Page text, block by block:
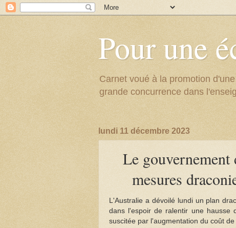
Pour une
Carnet voué à la promotion
grande concurrence dans
lundi 11 décembre 2023
Le gouvernement
mesures
L'Australie a dévoilé lundi un plan
dans l'espoir de ralentir une hausse
suscitée par l'augmentation du coût de